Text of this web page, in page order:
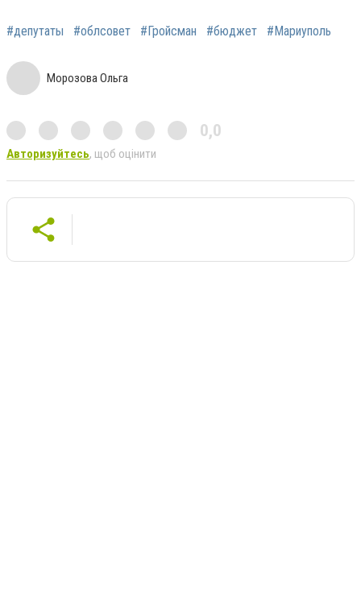
#депутаты #облсовет #Гройсман #бюджет #Мариуполь
Морозова Ольга
0,0
Авторизуйтесь, щоб оцінити